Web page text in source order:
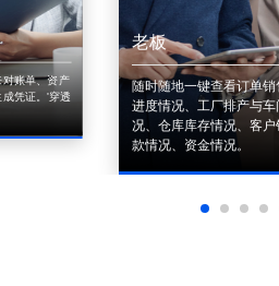
账单、资产
凭证。'穿透
老板
随时随地一键查看订单
进度情况、工厂排产与
况、仓库库存情况、客
款情况、资金情况。